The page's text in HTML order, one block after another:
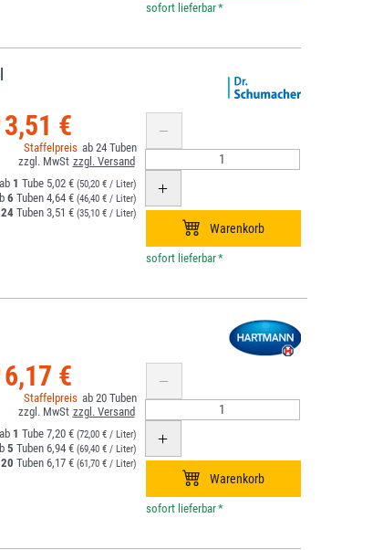
*
3,51 €
24
1 5,02 € (50,20 € / Liter)
6 4,64 € (46,40 € / Liter)
24 3,51 € (35,10 € / Liter)
*
6,17 €
20
1 7,20 € (72,00 € / Liter)
5 6,94 € (69,40 € / Liter)
20 6,17 € (61,70 € / Liter)
*